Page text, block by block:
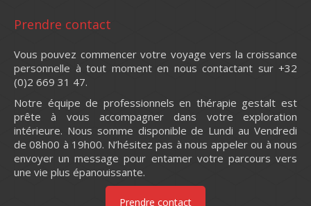
Prendre contact
Vous pouvez commencer votre voyage vers la croissance
personnelle à tout moment en nous contactant sur +32
(0)2 669 31 47.
Notre équipe de professionnels en thérapie gestalt est
prête à vous accompagner dans votre exploration
intérieure. Nous somme disponible de Lundi au Vendredi
de 08h00 à 19h00. N’hésitez pas à nous appeler ou à nous
envoyer un message pour entamer votre parcours vers
une vie plus épanouissante.
Prendre contact